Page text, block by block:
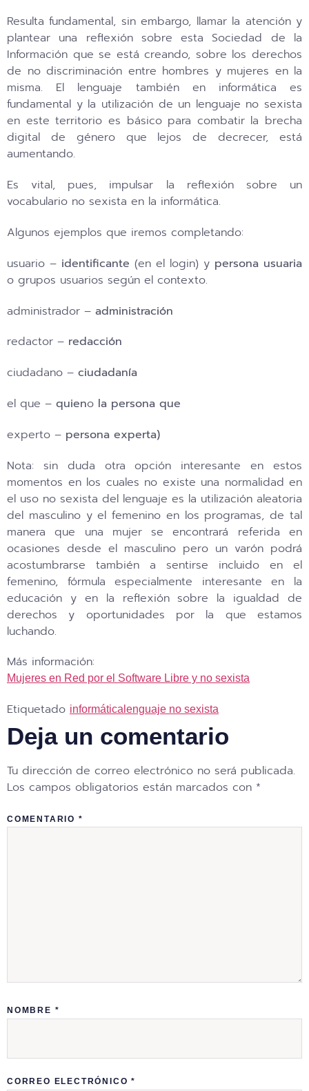
Resulta fundamental, sin embargo, llamar la atención y
plantear una reflexión sobre esta Sociedad de la
Información que se está creando, sobre los derechos
de no discriminación entre hombres y mujeres en la
misma. El lenguaje también en informática es
fundamental y la utilización de un lenguaje no sexista
en este territorio es básico para combatir la brecha
digital de género que lejos de decrecer, está
aumentando.
Es vital, pues, impulsar la reflexión sobre un
vocabulario no sexista en la informática.
Algunos ejemplos que iremos completando:
usuario – identificante (en el login) y persona usuaria
o grupos usuarios según el contexto.
administrador – administración
redactor – redacción
ciudadano – ciudadanía
el que – quieno la persona que
experto – persona experta)
Nota: sin duda otra opción interesante en estos
momentos en los cuales no existe una normalidad en
el uso no sexista del lenguaje es la utilización aleatoria
del masculino y el femenino en los programas, de tal
manera que una mujer se encontrará referida en
ocasiones desde el masculino pero un varón podrá
acostumbrarse también a sentirse incluido en el
femenino, fórmula especialmente interesante en la
educación y en la reflexión sobre la igualdad de
derechos y oportunidades por la que estamos
luchando.
Más información:
Mujeres en Red por el Software Libre y no sexista
Etiquetado informática lenguaje no sexista
Deja un comentario
Tu dirección de correo electrónico no será publicada.
Los campos obligatorios están marcados con *
COMENTARIO *
NOMBRE *
CORREO ELECTRÓNICO*